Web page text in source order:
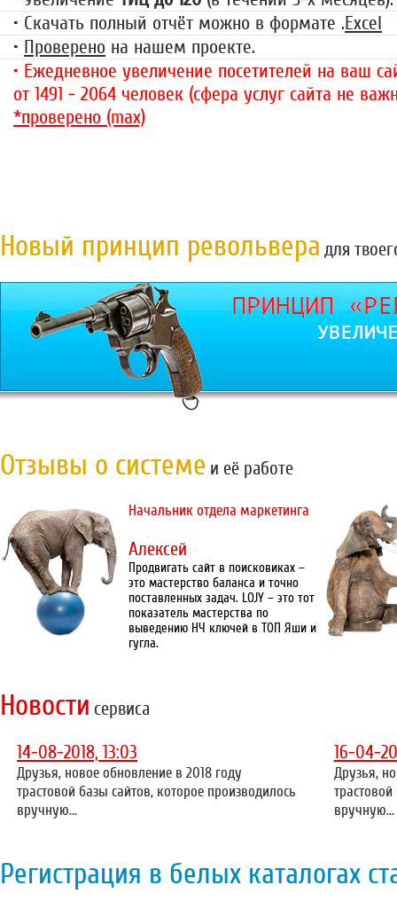
• Скачать полный отчёт можно в формате .Excel
• Проверено на нашем проекте.
• Ежедневное увеличение посетителей на ваш
от 1491 - 2064 человек (сфера услуг сайта не
*проверено (max)
Новый принцип револьвера для
Отзывы о системе и её работе
Начальник отдела маркетинга
Алексей
Продвигать сайт в поисковиках –
это мастерство баланса и точно
поставленных задач. LOJY – это тот
показатель мастерства по
выведению НЧ ключей в ТОП Яши и
гугла.
Новости сервиса
14-08-2018, 13:03
Друзья, новое обновление в 2018 году
трастовой базы сайтов, которое производилось
вручную...
16-04-
Друзья,
вручную...
Регистрация в белых каталогах